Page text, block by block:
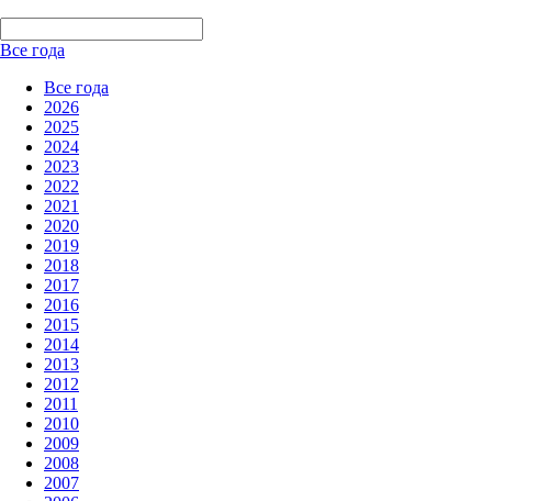
Все года
Все года
2026
2025
2024
2023
2022
2021
2020
2019
2018
2017
2016
2015
2014
2013
2012
2011
2010
2009
2008
2007